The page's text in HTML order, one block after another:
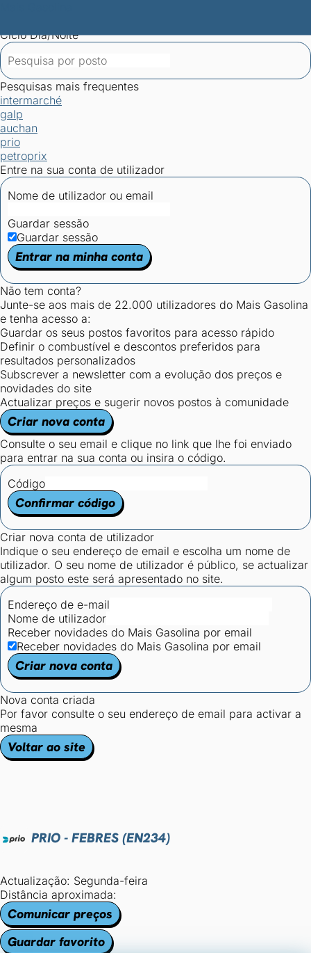
Ciclo Dia/Noite
Pesquisas mais frequentes
intermarché
galp
auchan
prio
petroprix
Entre na sua conta de utilizador
Nome de utilizador ou email
Guardar sessão
Guardar sessão
Entrar na minha conta
Não tem conta?
Junte-se aos mais de 22.000 utilizadores do Mais Gasolina
e tenha acesso a:
Guardar os seus postos favoritos para acesso rápido
Definir o combustível e descontos preferidos para
resultados personalizados
Subscrever a newsletter com a evolução dos preços e
novidades do site
Actualizar preços e sugerir novos postos à comunidade
Criar nova conta
Consulte o seu email e clique no link que lhe foi enviado
para entrar na sua conta ou insira o código.
Código
Confirmar código
Criar nova conta de utilizador
Indique o seu endereço de email e escolha um nome de
utilizador. O seu nome de utilizador é público, se actualizar
algum posto este será apresentado no site.
Endereço de e-mail
Nome de utilizador
Receber novidades do Mais Gasolina por email
Receber novidades do Mais Gasolina por email
Criar nova conta
Nova conta criada
Por favor consulte o seu endereço de email para activar a
mesma
Voltar ao site
PRIO - FEBRES (EN234)
Actualização: Segunda-feira
Distância aproximada:
Comunicar preços
Guardar favorito